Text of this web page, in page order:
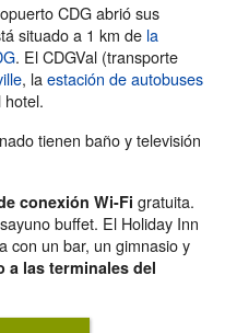
CDG abrió sus
situado a 1 km de la
. El CDGVal (transporte
, laestación de autobuses
hotel.
tienen baño y televisión
conexión Wi-Fi gratuita.
buffet. El Holiday Inn
con un bar, un gimnasio y
las terminales del